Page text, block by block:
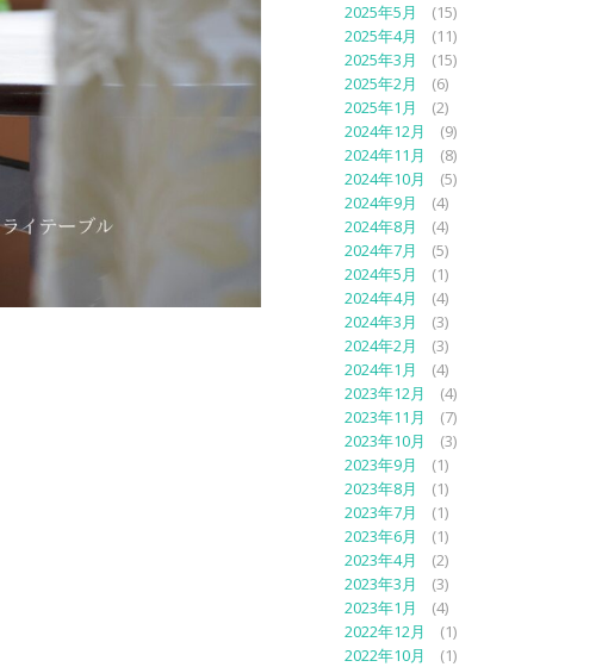
2025年5月
(15)
2025年4月
(11)
2025年3月
(15)
2025年2月
(6)
2025年1月
(2)
2024年12月
(9)
2024年11月
(8)
2024年10月
(5)
2024年9月
(4)
2024年8月
(4)
2024年7月
(5)
2024年5月
(1)
2024年4月
(4)
2024年3月
(3)
2024年2月
(3)
2024年1月
(4)
2023年12月
(4)
2023年11月
(7)
2023年10月
(3)
2023年9月
(1)
2023年8月
(1)
2023年7月
(1)
2023年6月
(1)
2023年4月
(2)
2023年3月
(3)
2023年1月
(4)
2022年12月
(1)
2022年10月
(1)